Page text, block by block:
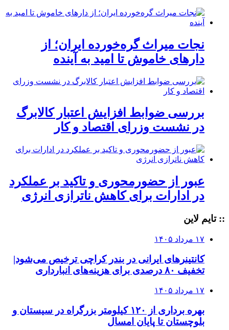
نجات میراث گره‌خورده ایران؛ از
دارهای خاموش تا امید به آینده
بررسی ضوابط افزایش اعتبار کالابرگ
در نشست وزرای اقتصاد و کار
عبور از حضورمحوری و تاکید بر عملکرد
در ادارات برای کاهش ناترازی انرژی
:: تایم لاین
۱۷ مرداد ۱۴۰۵
کانتینرهای ایرانی در بندر کراچی ترخیص می‌شود|
تخفیف ۸۰ درصدی برای هزینه‌های انبارداری
۱۷ مرداد ۱۴۰۵
بهره برداری از ۱۲۰ کیلومتر بزرگراه در سیستان و
بلوچستان تا پایان امسال